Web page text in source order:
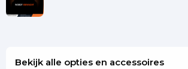
Bekijk alle opties en accessoires